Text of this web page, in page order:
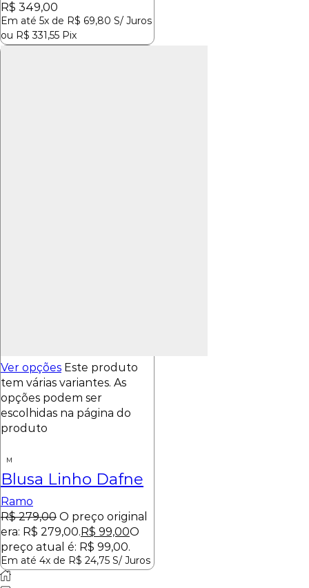
R$ 349,00
Em até 5x de R$ 69,80 S/ Juros
ou R$ 331,55 Pix
Ver opções Este produto
tem várias variantes. As
opções podem ser
escolhidas na página do
produto
M
Blusa Linho Dafne
Ramo
R$279,00 O preço original
era: R$ 279,00. R$ 99,00O
preço atual é: R$ 99,00.
Em até 4x de R$ 24,75 S/ Juros